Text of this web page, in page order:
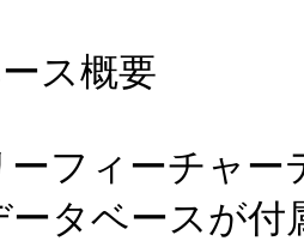
ス概要
ーフィーチャ
ータベースが